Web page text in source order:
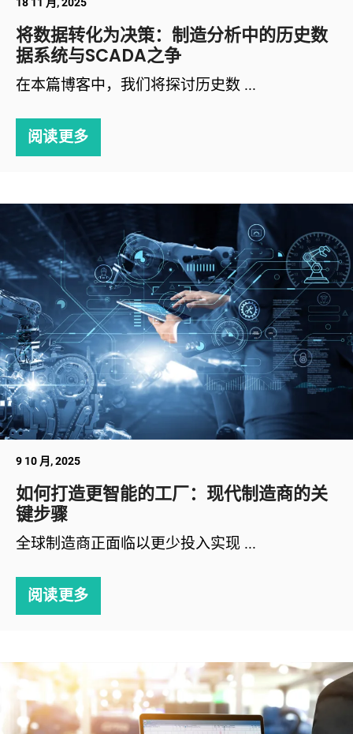
将数据转化为决策：制造分析中的历史数
据系统与SCADA之争
在本篇博客中，我们将探讨历史数 ...
阅读更多
9 10 月, 2025
如何打造更智能的工厂：现代制造商的关
键步骤
全球制造商正面临以更少投入实现 ...
阅读更多